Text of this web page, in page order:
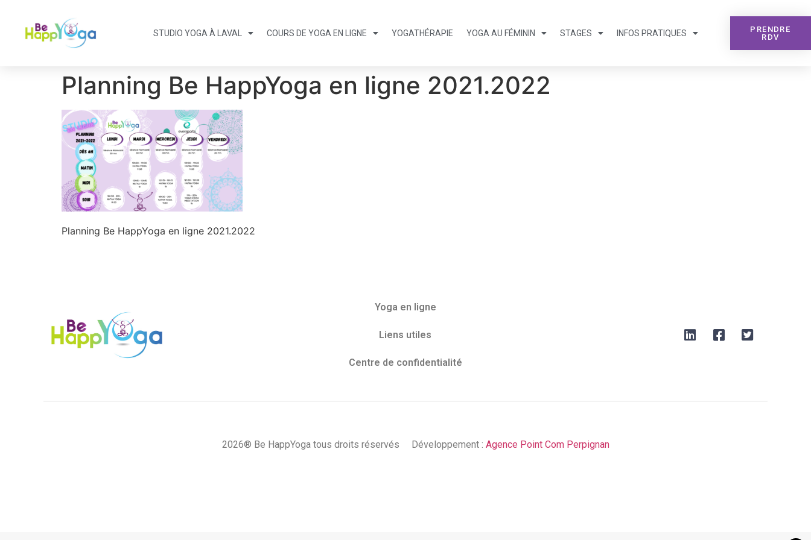
STUDIO YOGA À LAVAL COURS DE YOGA EN LIGNE YOGATHÉRAPIE YOGA AU FÉMININ STAGES INFOS PRATIQUES
PRENDRE
RDV
Planning Be HappYoga en ligne 2021.2022
Planning Be HappYoga en ligne 2021.2022
Yoga en ligne
Liens utiles
Centre de confidentialité
2026® Be HappYoga tous droits réservés Développement : Agence Point Com Perpignan